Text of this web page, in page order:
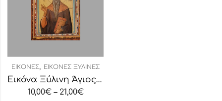
ΕΙΚΌΝΕΣ, ΕΙΚΌΝΕΣ ΞΎΛΙΝΕΣ
Εικόνα Ξύλινη Άγιος Χαράλαμπος
10,00€ – 21,00€